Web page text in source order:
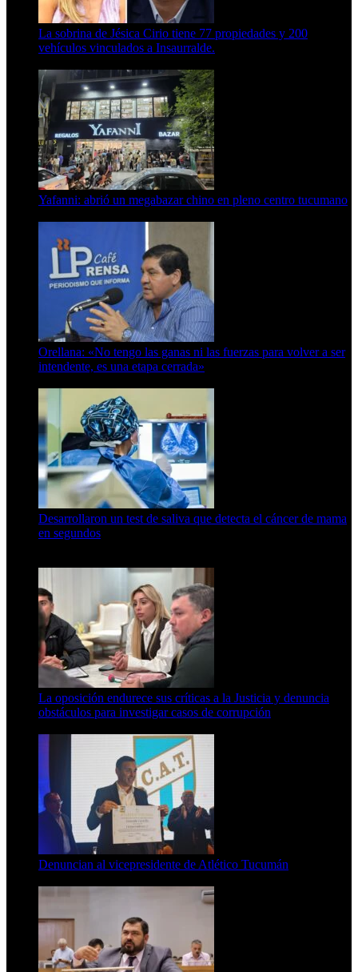
La sobrina de Jésica Cirio tiene 77 propiedades y 200
vehículos vinculados a Insaurralde.
Yafanni: abrió un megabazar chino en pleno centro tucumano
Orellana: «No tengo las ganas ni las fuerzas para volver a ser
intendente, es una etapa cerrada»
Desarrollaron un test de saliva que detecta el cáncer de mama
en segundos
La oposición endurece sus críticas a la Justicia y denuncia
obstáculos para investigar casos de corrupción
Denuncian al vicepresidente de Atlético Tucumán